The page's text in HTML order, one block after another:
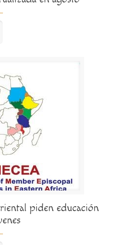
piden educación